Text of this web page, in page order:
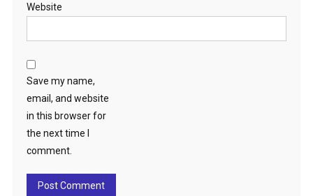
Website
Save my name,
email, and website
in this browser for
the next time I
comment.